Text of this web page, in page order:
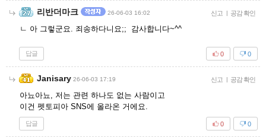
리반더마크 26-06-03 16:02 신고 | 공감 확인
ㄴ 아 그렇군요. 죄송하다니요;; 감사합니다~^^
답글 0
0
Janisary 26-06-03 17:19 신고 | 공감 확인
아뇨아뇨, 저는 관련 하나도 없는 사람이고
이건 펫토피아 SNS에 올라온 거에요.
답글 0
0